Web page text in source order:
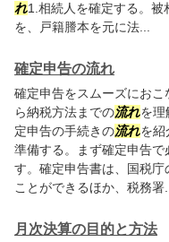
れ1.相続人を確定する。
を、戸籍謄本を元に法...
確定申告の流れ
確定申告をスムーズにお
ら納税方法までの流れを理
定申告の手続きの流れを紹
準備する。まず確定申告
す。確定申告書は、国税
ことができるほか、税務署...
月次決算の目的と方法